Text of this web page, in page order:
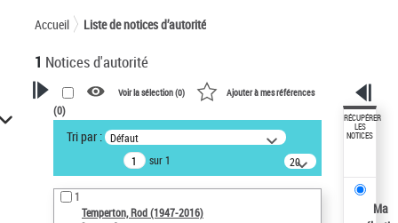
Accueil Liste de notices d’autorité
1 Notices d'autorité
VOTRE RECHERCHE
Recherche avancée dans les
notices d’autorité
Œuvres liées à l'auteur :
Temperton, Rod (1947-2016)
Voir la sélection (0) Ajouter à mes références
(0)
Tri par : Défaut
sur 1
20
résultats/page
1
Temperton, Rod (1947-2016)
RÉCUPÉRER
LES
NOTICES
Ma